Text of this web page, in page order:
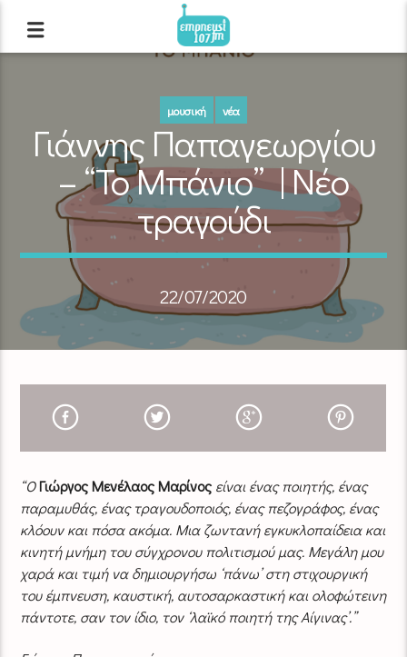
μουσική νέα
Γιάννης Παπαγεωργίου
– “Το Μπάνιο” | Νέο
τραγούδι
22/07/2020
“ΟΓιώργος Μενέλαος Μαρίνος είναι ένας ποιητής, ένας
παραμυθάς, ένας τραγουδοποιός, ένας πεζογράφος, ένας
κλόουν και πόσα ακόμα. Μια ζωντανή εγκυκλοπαίδεια και
κινητή μνήμη του σύγχρονου πολιτισμού μας. Μεγάλη μου
χαρά και τιμή να δημιουργήσω ‘πάνω’ στη στιχουργική
του έμπνευση, καυστική, αυτοσαρκαστική και ολοφώτεινη
πάντοτε, σαν τον ίδιο, τον ‘λαϊκό ποιητή της Αίγινας’.”